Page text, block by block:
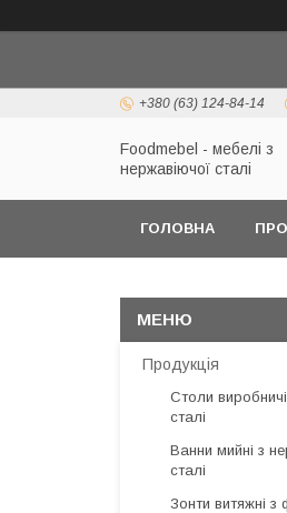
+380 (63) 124-84-14
Foodmebel - мебелі з
нержавіючої сталі
ГОЛОВНА
Продукція
Столи
сталі
Ванни мийні з
сталі
Зонти витяжні з